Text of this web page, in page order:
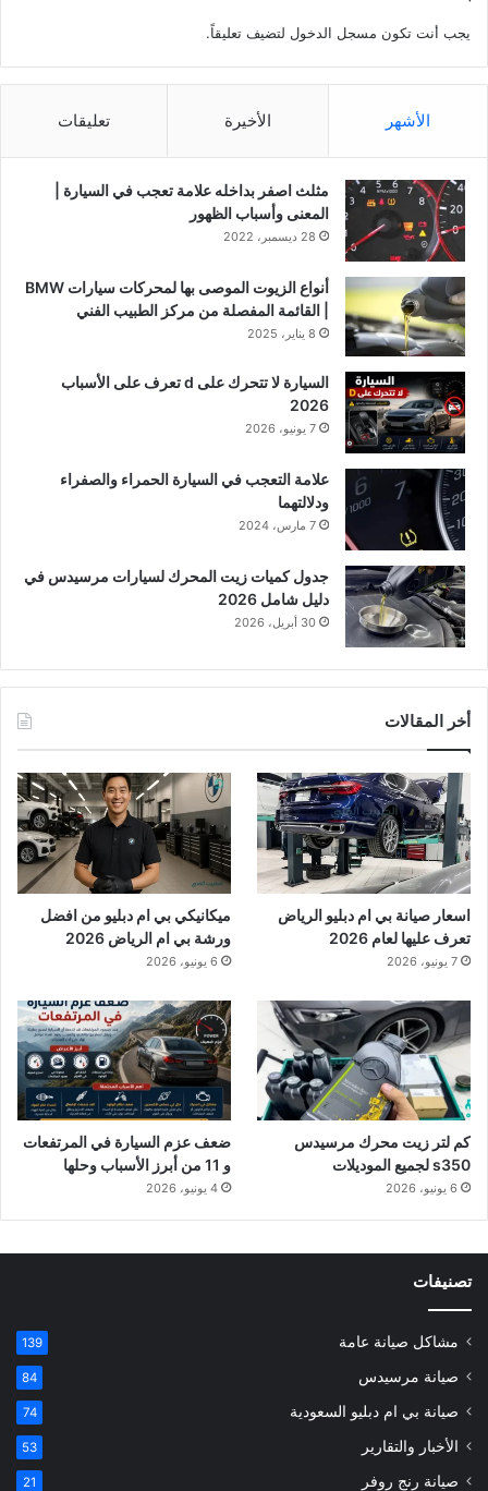
م
ق
ل
ة
يجب أنت تكون مسجل الدخول لتضيف تعليقاً.
الأشهر الأخيرة تعليقات
مثلث اصفر بداخله علامة تعجب في السيارة |
المعنى وأسباب الظهور
28 ديسمبر، 2022
أنواع الزيوت الموصى بها لمحركات سيارات BMW
| القائمة المفصلة من مركز الطبيب الفني
8 يناير، 2025
السيارة لا تتحرك على d تعرف على الأسباب
2026
7 يونيو، 2026
علامة التعجب في السيارة الحمراء والصفراء
ودلالتهما
7 مارس، 2024
جدول كميات زيت المحرك لسيارات مرسيدس في
دليل شامل 2026
30 أبريل، 2026
أخر المقالات
اسعار صيانة بي ام دبليو الرياض
تعرف عليها لعام 2026
7 يونيو، 2026
ميكانيكي بي ام دبليو من افضل
ورشة بي ام الرياض 2026
6 يونيو، 2026
كم لتر زيت محرك مرسيدس
s350 لجميع الموديلات
6 يونيو، 2026
ضعف عزم السيارة في المرتفعات
و 11 من أبرز الأسباب وحلها
4 يونيو، 2026
تصنيفات
مشاكل صيانة عامة 139
صيانة مرسيدس 84
صيانة بي ام دبليو السعودية 74
الأخبار والتقارير 53
صيانة رنج روفر 21